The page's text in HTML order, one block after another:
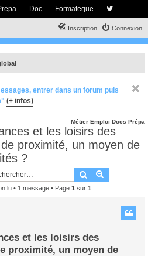
Doc Formateque
Connexion
Inscription
entrer dans un forum puis
(+ infos)
Métier Emploi Docs Prépa
et les loisirs des
proximité, un moyen de
?
Rechercher
lu • 1 message • Page 1 sur 1
et les loisirs des
proximité, un moyen de